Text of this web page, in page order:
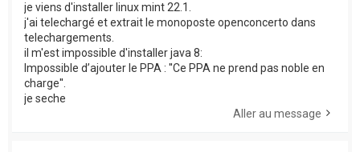
je viens d'installer linux mint 22.1.
j'ai telechargé et extrait le monoposte openconcerto dans
telechargements.
il m'est impossible d'installer java 8:
Impossible d’ajouter le PPA : ''Ce PPA ne prend pas noble en
charge''.
je seche
Aller au message